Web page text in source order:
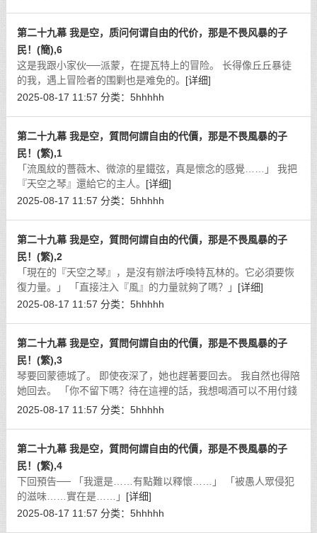
第二十九幕 我是空，质问何谓自由的代价，那是不畏风暴的子
民！(簡),6
这是我跟小家伙──派蒙，在提瓦特上的冒险。 长得像丘丘暴徒
的我，遇上冒险者的围剿也是难免的。 [详细]
2025-08-17 11:57 分类： 5hhhhh
第二十九幕 我是空，質問何謂自由的代價，那是不畏風暴的子
民！(繁),1
「流風紋的薔薇木、微涼的星鐵弦，真是懷念的感覺……」 我把
『天空之琴』還給它的主人。 [详细]
2025-08-17 11:57 分类： 5hhhhh
第二十九幕 我是空，質問何謂自由的代價，那是不畏風暴的子
民！(繁),2
「現在的『天空之琴』，是沒有辦法呼喚特瓦林的。它必須要恢
復力量。」 「直接注入『風』的力量就夠了嗎？」 [详细]
2025-08-17 11:57 分类： 5hhhhh
第二十九幕 我是空，質問何謂自由的代價，那是不畏風暴的子
民！(繁),3
琴要回蒙德城了。 即使夜深了，她也趕著要回去。 我自然也得陪
她回去。 「你不留下嗎？待在這裡的話，我想喝酒可以不用付錢
哦！」[详细]
2025-08-17 11:57 分类： 5hhhhh
第二十九幕 我是空，質問何謂自由的代價，那是不畏風暴的子
民！(繁),4
下回預告── 「我還是……有點難以釋懷……」 「被愚人眾侵犯
的滋味……實在是……」 [详细]
2025-08-17 11:57 分类： 5hhhhh